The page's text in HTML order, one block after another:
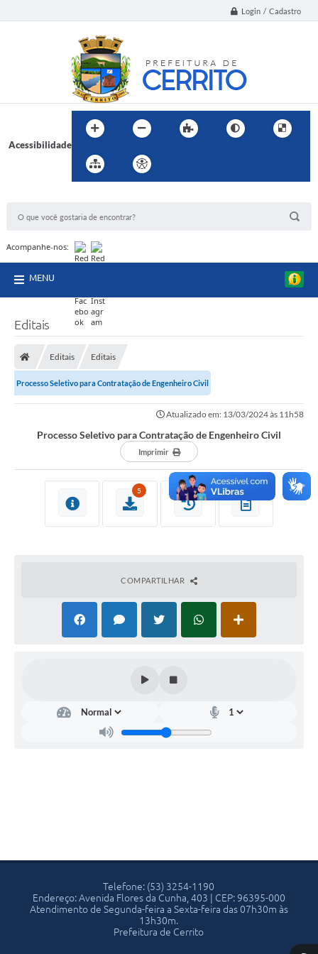
Login / Cadastro
Acessibilidade
Acompanhe-nos:
MENU
Editais
Editais Editais
Processo Seletivo para Contratação de Engenheiro Civil
Atualizado em: 13/03/2024 às 11h58
Processo Seletivo para Contratação de Engenheiro Civil
Imprimir
5
COMPARTILHAR
Telefone: (53) 3254-1190
Endereço: Avenida Flores da Cunha, 403 | CEP: 96395-000
Atendimento de Segunda-feira a Sexta-feira das 07h30m às
13h30m.
Prefeitura de Cerrito